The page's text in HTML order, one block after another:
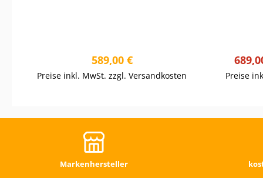
Regulärer Preis:
589,00 €
Preise inkl. MwSt. zzgl. Versandkosten Preise
Markenhersteller